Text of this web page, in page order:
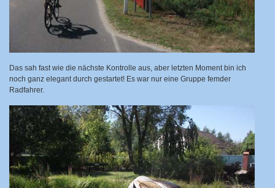
Das sah fast wie die nächste Kontrolle aus, aber letzten Moment bin ich
noch ganz elegant durch gestartet! Es war nur eine Gruppe femder
Radfahrer.